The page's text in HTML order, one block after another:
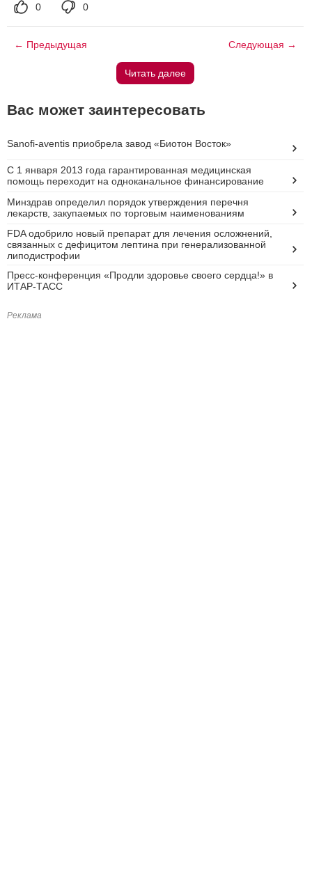
0 0
← Предыдущая Следующая →
Читать далее
Вас может заинтересовать
Sanofi-aventis приобрела завод «Биотон Восток»
С 1 января 2013 года гарантированная медицинская
помощь переходит на одноканальное финансирование
Минздрав определил порядок утверждения перечня
лекарств, закупаемых по торговым наименованиям
FDA одобрило новый препарат для лечения осложнений,
связанных с дефицитом лептина при генерализованной
липодистрофии
Пресс-конференция «Продли здоровье своего сердца!» в
ИТАР-ТАСС
Реклама